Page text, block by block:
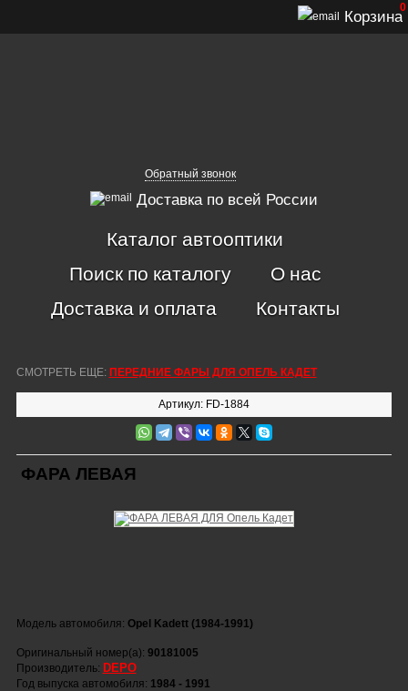
Обратный звонок
Доставка по всей России
Корзина
0
Каталог автооптики
Поиск по каталогу
О нас
Доставка и оплата
Контакты
СМОТРЕТЬ ЕЩЕ: ПЕРЕДНИЕ ФАРЫ ДЛЯ ОПЕЛЬ КАДЕТ
Артикул: FD-1884
ФАРА ЛЕВАЯ
Модель автомобиля: Opel Kadett (1984-1991)
Оригинальный номер(а): 90181005
Производитель: DEPO
Год выпуска автомобиля: 1984 - 1991